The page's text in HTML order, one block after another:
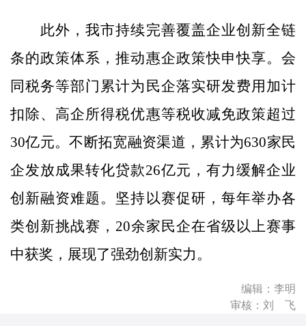
此外，我市持续完善覆盖企业创新全链
条的政策体系，推动惠企政策快申快享。会
同税务等部门累计为民企落实研发费用加计
扣除、高企所得税优惠等税收减免政策超过
30亿元。不断拓宽融资渠道，累计为630家民
企发放成果转化贷款26亿元，有力缓解企业
创新融资难题。坚持以赛促研，每年举办各
类创新挑战赛，20余家民企在省级以上赛事
中获奖，展现了强劲创新实力。
编辑：李明
审核：刘 飞